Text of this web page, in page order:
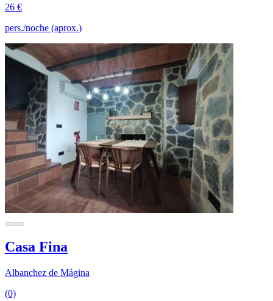
26 €
pers./noche (aprox.)
Casa Fina
Albanchez de Mágina
(0)